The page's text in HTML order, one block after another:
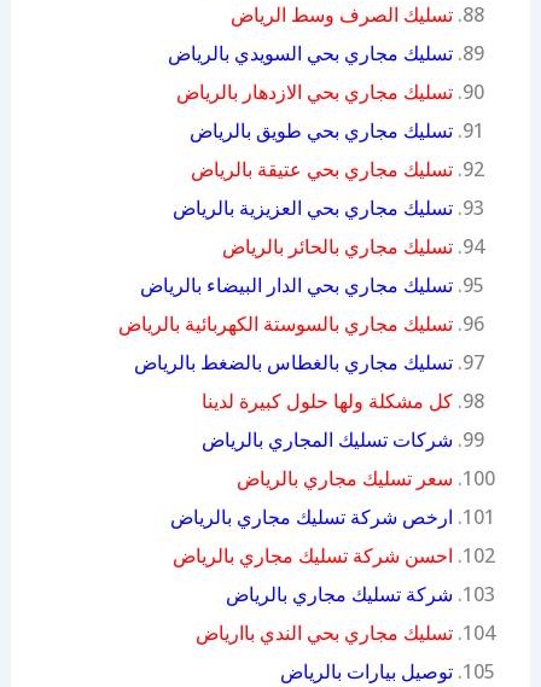
تسليك الصرف وسط الرياض
تسليك مجاري بحي السويدي بالرياض
تسليك مجاري بحي الازدهار بالرياض
تسليك مجاري بحي طويق بالرياض
تسليك مجاري بحي عتيقة بالرياض
تسليك مجاري بحي العزيزية بالرياض
تسليك مجاري بالحائر بالرياض
تسليك مجاري بحي الدار البيضاء بالرياض
تسليك مجاري بالسوستة الكهربائية بالرياض
تسليك مجاري بالغطاس بالضغط بالرياض
كل مشكلة ولها حلول كبيرة لدينا
شركات تسليك المجاري بالرياض
سعر تسليك مجاري بالرياض
ارخص شركة تسليك مجاري بالرياض
احسن شركة تسليك مجاري بالرياض
شركة تسليك مجاري بالرياض
تسليك مجاري بحي الندي باارياض
توصيل بيارات بالرياض